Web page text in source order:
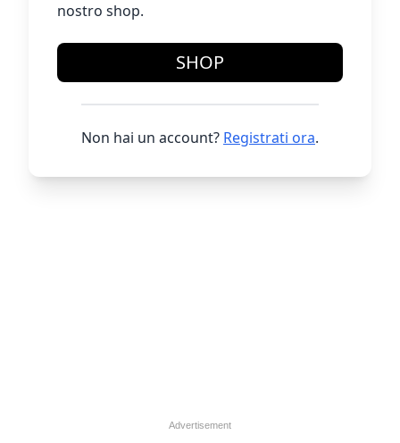
nostro shop.
SHOP
Non hai un account? Registrati ora.